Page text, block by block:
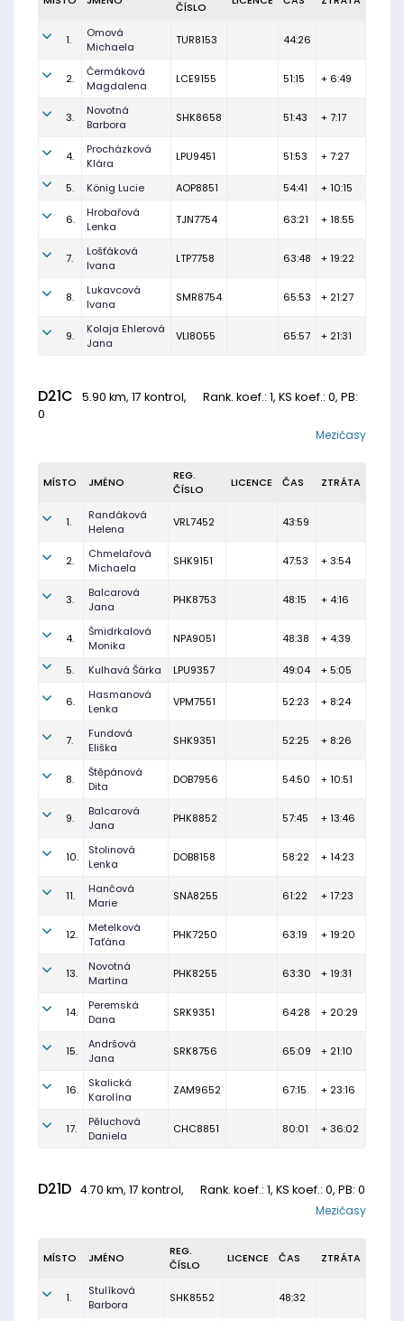
ČÍSLO
1.
Omová
Michaela
TUR8153 44:26
2.
Čermáková
Magdalena
LCE9155 51:15 + 6:49
3.
Novotná
Barbora
SHK8658 51:43 + 7:17
4.
Procházková
Klára
LPU9451 51:53 + 7:27
5. König Lucie AOP8851 54:41 + 10:15
6.
Hrobařová
Lenka
TJN7754 63:21 + 18:55
7.
Lošťáková
Ivana
LTP7758 63:48 + 19:22
8.
Lukavcová
Ivana
SMR8754 65:53 + 21:27
9.
Kolaja Ehlerová
Jana
VLI8055 65:57 + 21:31
D21C 5.90 km, 17 kontrol, Rank. koef.: 1, KS koef.: 0, PB:
0
Mezičasy
MÍSTO JMÉNO
REG.
ČÍSLO
LICENCE ČAS ZTRÁTA
1.
Randáková
Helena
VRL7452 43:59
2.
Chmelařová
Michaela
SHK9151 47:53 + 3:54
3.
Balcarová
Jana
PHK8753 48:15 + 4:16
4.
Šmidrkalová
Monika
NPA9051 48:38 + 4:39
5. Kulhavá Šárka LPU9357 49:04 + 5:05
6.
Hasmanová
Lenka
VPM7551 52:23 + 8:24
7.
Fundová
Eliška
SHK9351 52:25 + 8:26
8.
Štěpánová
Dita
DOB7956 54:50 + 10:51
9.
Balcarová
Jana
PHK8852 57:45 + 13:46
10.
Stolinová
Lenka
DOB8158 58:22 + 14:23
11.
Hančová
Marie
SNA8255 61:22 + 17:23
12.
Metelková
Taťána
PHK7250 63:19 + 19:20
13.
Novotná
Martina
PHK8255 63:30 + 19:31
14.
Peremská
Dana
SRK9351 64:28 + 20:29
15.
Andršová
Jana
SRK8756 65:09 + 21:10
16.
Skalická
Karolína
ZAM9652 67:15 + 23:16
17.
Pěluchová
Daniela
CHC8851 80:01 + 36:02
D21D 4.70 km, 17 kontrol, Rank. koef.: 1, KS koef.: 0, PB: 0
Mezičasy
MÍSTO JMÉNO
REG.
ČÍSLO
LICENCE ČAS ZTRÁTA
1.
Stulíková
Barbora
SHK8552 48:32